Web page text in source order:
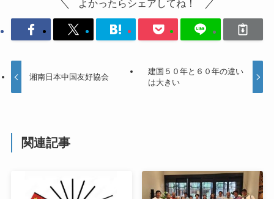
よかったらシェアしてね！
湘南日本中国友好協会
建国５０年と６０年の違い
は大きい
関連記事